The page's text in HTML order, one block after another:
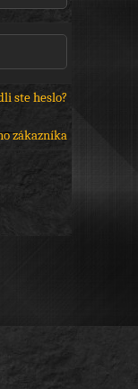
ste heslo?
zákazníka